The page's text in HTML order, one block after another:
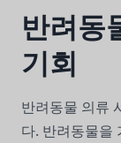
반려동
기회
반려동물 의류
다. 반려동물을